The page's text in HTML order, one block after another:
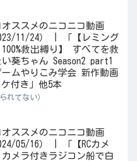
オススメのニコニコ動画
11/24） | 「【レミング
救出縛り】 すべてを救
い葵ちゃん Season2 part1
ームやりこみ学会 新作動画
ケ付き」他5本
れてない）
オススメのニコニコ動画
05/16） | 「【RCカメ
カメラ付きラジコン船で白